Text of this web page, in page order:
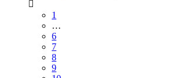
1
…
6
7
8
9